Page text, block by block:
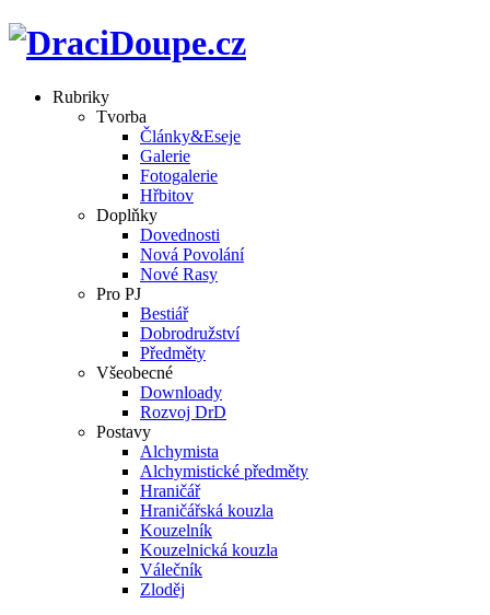
Rubriky
Tvorba
Články&Eseje
Galerie
Fotogalerie
Hřbitov
Doplňky
Dovednosti
Nová Povolání
Nové Rasy
Pro PJ
Bestiář
Dobrodružství
Předměty
Všeobecné
Downloady
Rozvoj DrD
Postavy
Alchymista
Alchymistické předměty
Hraničář
Hraničářská kouzla
Kouzelník
Kouzelnická kouzla
Válečník
Zloděj